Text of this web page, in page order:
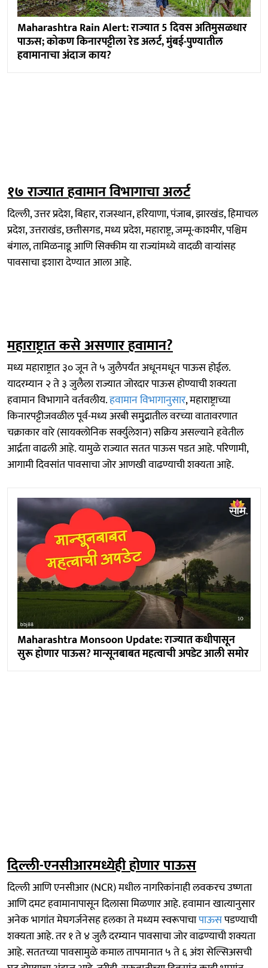
Maharashtra Rain Alert: राज्यात 5 दिवस अतिमुसळधार
पाऊस; कोकण किनारपट्टीला रेड अलर्ट, मुंबई-पुण्यातील
हवामानाचा अंदाज काय?
१७ राज्यात हवामान विभागाचा अलर्ट
दिल्ली, उत्तर प्रदेश, बिहार, राजस्थान, हरियाणा, पंजाब, झारखंड, हिमाचल
प्रदेश, उत्तराखंड, छत्तीसगड, मध्य प्रदेश, महाराष्ट्र, जम्मू-काश्मीर, पश्चिम
बंगाल, तामिळनाडू आणि सिक्कीम या राज्यांमध्ये वादळी वाऱ्यांसह
पावसाचा इशारा देण्यात आला आहे.
महाराष्ट्रात कसे असणार हवामान?
मध्य महाराष्ट्रात ३० जून ते ५ जुलैपर्यंत अधूनमधून पाऊस होईल.
यादरम्यान २ ते ३ जुलैला राज्यात जोरदार पाऊस होण्याची शक्यता
हवामान विभागाने वर्तवलीय.हवामान विभागानुसार, महाराष्ट्राच्या
किनारपट्टीजवळील पूर्व-मध्य अरबी समु्द्रातील वरच्या वातावरणात
चक्राकार वारे (सायक्लोनिक सर्क्युलेशन) सक्रिय असल्याने हवेतील
आर्द्रता वाढली आहे. यामुळे राज्यात सतत पाऊस पडत आहे. परिणामी,
आगामी दिवसांत पावसाचा जोर आणखी वाढण्याची शक्यता आहे.
Maharashtra Monsoon Update: राज्यात कधीपासून
सुरू होणार पाऊस? मान्सूनबाबत महत्वाची अपडेट आली समोर
दिल्ली-एनसीआरमध्येही होणार पाऊस
दिल्ली आणि एनसीआर (NCR) मधील नागरिकांनाही लवकरच उष्णता
आणि दमट हवामानापासून दिलासा मिळणार आहे. हवामान खात्यानुसार
अनेक भागांत मेघगर्जनेसह हलका ते मध्यम स्वरूपाचापाऊसपडण्याची
शक्यता आहे. तर १ ते ४ जुलै दरम्यान पावसाचा जोर वाढण्याची शक्यता
आहे. सततच्या पावसामुळे कमाल तापमानात ५ ते ६ अंश सेल्सिअसची